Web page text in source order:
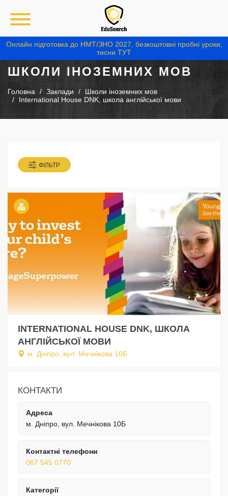
Онлайн підготовка до НМТ/ЗНО 2027, безкоштовні пробні уроки,
тисни ТУТ
ШКОЛИ ІНОЗЕМНИХ МОВ
Головна Заклади
Школи іноземних мов
International House DNK, школа англійської мови
ФІЛЬТР
INTERNATIONAL HOUSE DNK, ШКОЛА
АНГЛІЙСЬКОЇ МОВИ
м. Дніпро, вул. Мечнікова 10Б
КОНТАКТИ
Адреса
м. Дніпро, вул. Мечнікова 10Б
Контактні телефони
067 545 0770
Категорії